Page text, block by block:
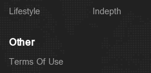
Lifestyle
Indepth
Other
Terms Of Use